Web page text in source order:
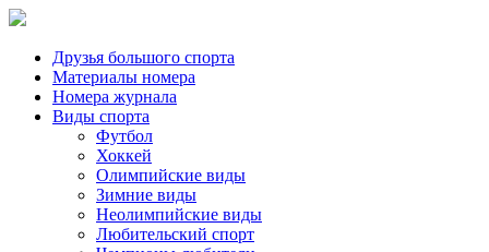
Друзья большого спорта
Материалы номера
Номера журнала
Виды спорта
Футбол
Хоккей
Олимпийские виды
Зимние виды
Неолимпийские виды
Любительский спорт